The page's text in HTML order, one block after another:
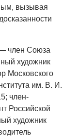
вызывая
член Союза
художник
Московского
им. В. И.
член-
Российской
художник